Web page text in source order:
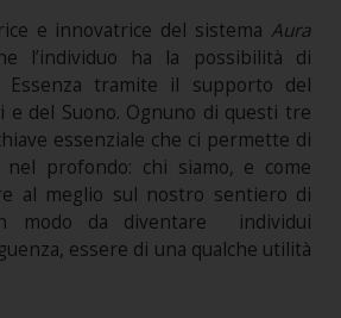
e innovatrice del sistemaAura
l’individuo ha la possibilità di
Essenza tramite il supporto del
e del Suono. Ognuno di questi tre
essenziale che ci permette di
nel profondo: chi siamo, e come
al meglio sul nostro sentiero di
in modo da diventare individui
essere di una qualche utilità